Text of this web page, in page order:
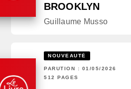
BROOKLYN
Guillaume Musso
NOUVEAUTÉ
PARUTION : 01/05/2026
512 PAGES